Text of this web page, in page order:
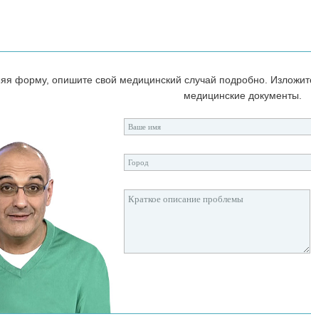
форму, опишите свой медицинский случай подробно.
медицинские документы.